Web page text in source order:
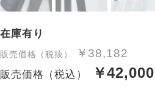
在庫有り
販売価格（税抜） ￥38,182
販売価格（税込） ￥42,000